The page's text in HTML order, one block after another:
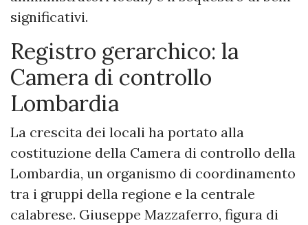
significativi.
Registro gerarchico: la
Camera di controllo
Lombardia
La crescita dei locali ha portato alla
costituzione della Camera di controllo della
Lombardia, un organismo di coordinamento
tra i gruppi della regione e la centrale
calabrese. Giuseppe Mazzaferro, figura di